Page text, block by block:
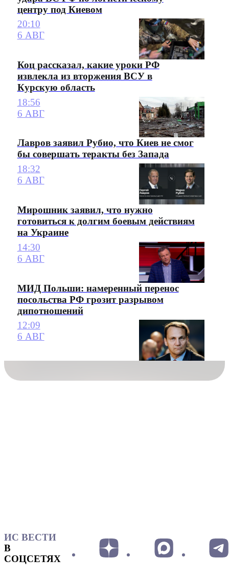
центру под Киевом
20:10
6 АВГ
Коц рассказал, какие уроки РФ
извлекла из вторжения ВСУ в
Курскую область
18:56
6 АВГ
Лавров заявил Рубио, что Киев не смог
бы совершать теракты без Запада
18:32
6 АВГ
Мирошник заявил, что нужно
готовиться к долгим боевым действиям
на Украине
14:30
6 АВГ
МИД Польши: намеренный перенос
посольства РФ грозит разрывом
дипотношений
12:09
6 АВГ
ИС ВЕСТИ
В
СОЦСЕТЯХ